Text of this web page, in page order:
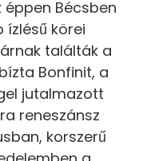
Bécsben
körei
találták a
Bonfinit, a
jutalmazott
reneszánsz
korszerű